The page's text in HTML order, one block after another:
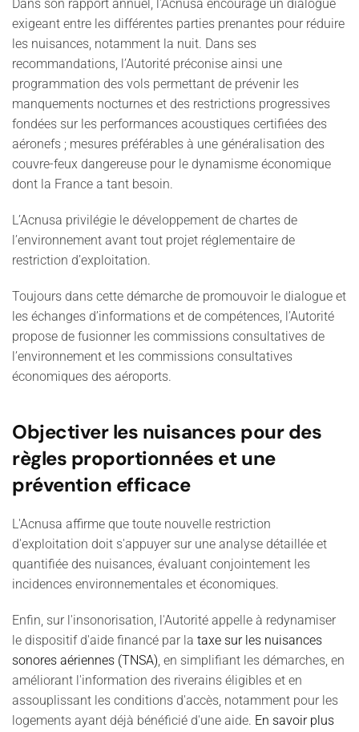
Dans son rapport annuel, l'Acnusa encourage un dialogue
exigeant entre les différentes parties prenantes pour réduire
les nuisances, notamment la nuit. Dans ses
recommandations, l’Autorité préconise ainsi une
programmation des vols permettant de prévenir les
manquements nocturnes et des restrictions progressives
fondées sur les performances acoustiques certifiées des
aéronefs ; mesures préférables à une généralisation des
couvre-feux dangereuse pour le dynamisme économique
dont la France a tant besoin.
L’Acnusa privilégie le développement de chartes de
l’environnement avant tout projet réglementaire de
restriction d’exploitation.
Toujours dans cette démarche de promouvoir le dialogue et
les échanges d’informations et de compétences, l’Autorité
propose de fusionner les commissions consultatives de
l’environnement et les commissions consultatives
économiques des aéroports.
Objectiver les nuisances pour des
règles proportionnées et une
prévention efficace
L'Acnusa affirme que toute nouvelle restriction
d'exploitation doit s'appuyer sur une analyse détaillée et
quantifiée des nuisances, évaluant conjointement les
incidences environnementales et économiques.
Enfin, sur l'insonorisation, l'Autorité appelle à redynamiser
le dispositif d'aide financé par la taxe sur les nuisances
sonores aériennes (TNSA), en simplifiant les démarches, en
améliorant l'information des riverains éligibles et en
assouplissant les conditions d'accès, notamment pour les
logements ayant déjà bénéficié d'une aide. En savoir plus